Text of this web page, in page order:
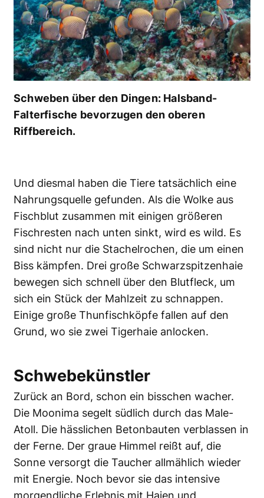
Schweben über den Dingen: Halsband-
Falterfische bevorzugen den oberen
Riffbereich.
Und diesmal haben die Tiere tatsächlich eine
Nahrungsquelle gefunden. Als die Wolke aus
Fischblut zusammen mit einigen größeren
Fischresten nach unten sinkt, wird es wild. Es
sind nicht nur die Stachelrochen, die um einen
Biss kämpfen. Drei große Schwarzspitzenhaie
bewegen sich schnell über den Blutfleck, um
sich ein Stück der Mahlzeit zu schnappen.
Einige große Thunfischköpfe fallen auf den
Grund, wo sie zwei Tigerhaie anlocken.
Schwebekünstler
Zurück an Bord, schon ein bisschen wacher.
Die Moonima segelt südlich durch das Male-
Atoll. Die hässlichen Betonbauten verblassen in
der Ferne. Der graue Himmel reißt auf, die
Sonne versorgt die Taucher allmählich wieder
mit Energie. Noch bevor sie das intensive
morgendliche Erlebnis mit Haien und